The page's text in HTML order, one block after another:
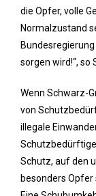
die Opfer, volle
Normalzustand
sorgen wird!“, so
Wenn Schwarz-
von
illegale
Schutz, auf den
besonders Opfer